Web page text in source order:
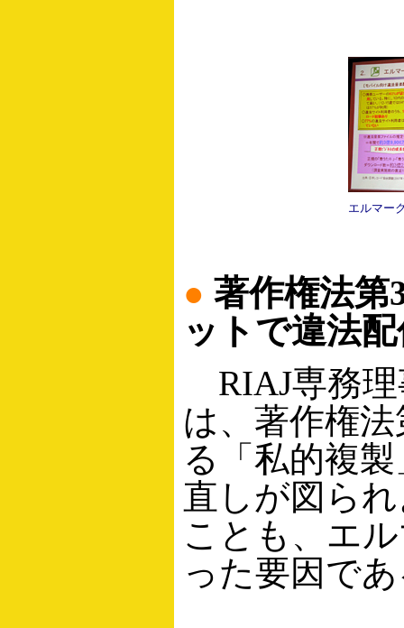
エルマー
● 著作権法第
ットで違法
RIAJ専務理
は、著作権
る「私的複
直しが図ら
ことも、エ
った要因で